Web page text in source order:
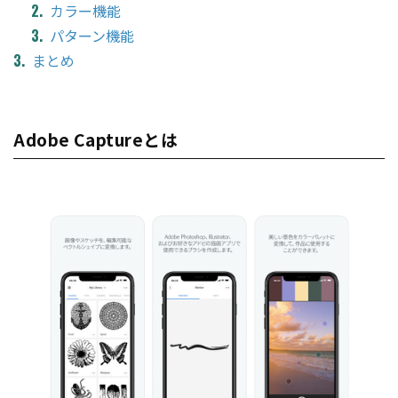
カラー機能
パターン機能
まとめ
Adobe Captureとは